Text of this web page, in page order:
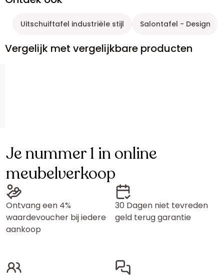
Uitschuiftafel industriële stijl Salontafel - Design
Vergelijk met vergelijkbare producten
Je nummer 1 in online
meubelverkoop
Ontvang een 4%
waardevoucher bij iedere
aankoop
30 Dagen niet tevreden
geld terug garantie